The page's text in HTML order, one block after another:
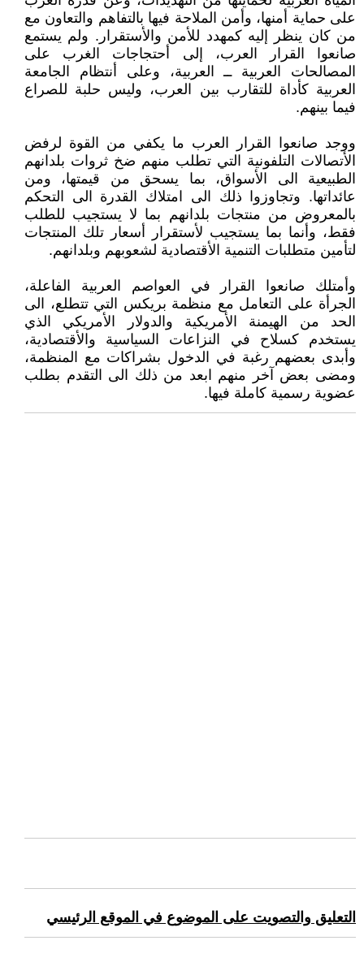
على حماية أمنها، وأمن الملاحة فيها بالتفاهم والتعاون مع
من كان ينظر إليه كمهدد للأمن والأستقرار. ولم يستمع
صانعوا القرار العرب، إلى أحتجاجات الغرب على
المصالحات العربية ــ العربية، وعلى أنتظام الجامعة
العربية كأداة للتقارب بين العرب، وليس حلبة للصراع
فيما بينهم.
ووجد صانعوا القرار العرب ما يكفي من القوة لرفض
الأتصالات التلفونية التي تطلب منهم ضخ ثروات بلدانهم
الطبيعية الى الأسواق، بما يسحق من قيمتها، ومن
عائداتها. وتجاوزوا ذلك الى امتلاك القدرة الى التحكم
بالمعروض من منتجات بلدانهم بما لا يستجيب للطلب
فقط، وأنما بما يستجيب لأستقرار أسعار تلك المنتجات
لتأمين متطلبات التنمية الأقتصادية لشعوبهم وبلدانهم.
وأمتلك صانعوا القرار في العواصم العربية الفاعلة،
الجرأة على التعامل مع منظمة بريكس التي تتطلع، الى
الحد من الهيمنة الأمريكية والدولار الأمريكي الذي
يستخدم كسلاح في النزاعات السياسية والأقتصادية،
وأبدى بعضهم رغبة في الدخول بشراكات مع المنظمة،
ومضى بعض آخر منهم ابعد من ذلك الى التقدم بطلب
عضوية رسمية كاملة فيها.
التعليق والتصويت على الموضوع في الموقع الرئيسي